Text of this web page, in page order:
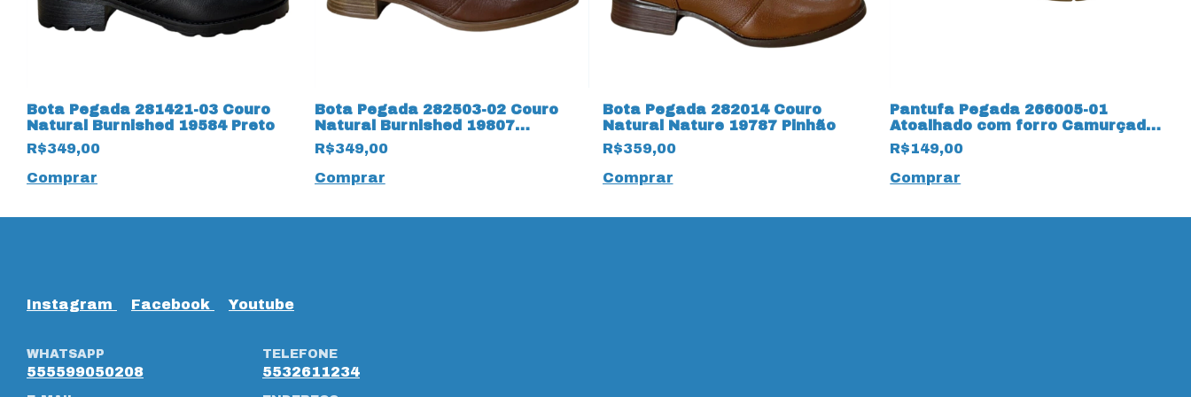
Bota Pegada 281421-03 Couro
Natural Burnished 19584 Preto
R$349,00
Comprar
Bota Pegada 282503-02 Couro
Natural Burnished 19807
Terracota
R$349,00
Comprar
Bota Pegada 282014 Couro
Natural Nature 19787 Pinhão
R$359,00
Comprar
Pantufa Pegada 266005-01
Atoalhado com forro Camurçado
15349 Off White
R$149,00
Comprar
Instagram Facebook Youtube
WHATSAPP
555599050208
TELEFONE
5532611234